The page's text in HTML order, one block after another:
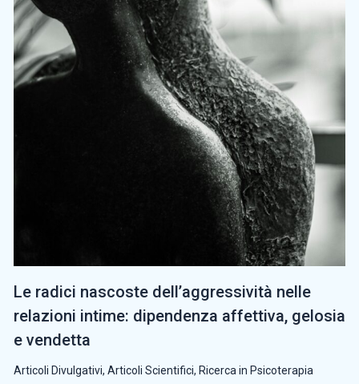
Le radici nascoste dell’aggressività nelle
relazioni intime: dipendenza affettiva, gelosia
e vendetta
Articoli Divulgativi, Articoli Scientifici, Ricerca in Psicoterapia